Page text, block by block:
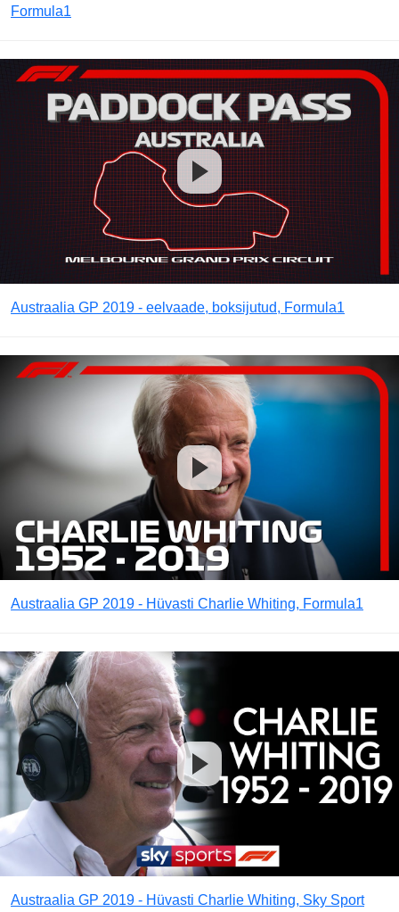
Formula1
Austraalia GP 2019 - eelvaade, boksijutud, Formula1
Austraalia GP 2019 - Hüvasti Charlie Whiting, Formula1
Austraalia GP 2019 - Hüvasti Charlie Whiting, Sky Sport